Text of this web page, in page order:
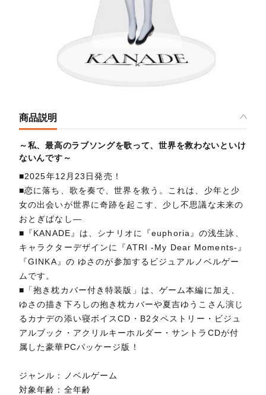
商品説明
～私、最高のラブソングを歌って、世界を救わないといけ
ないんです～
■2025年12月23日発売！
■恋に落ち、歌を奏で、世界を救う。これは、少年と少
女の出会いが世界に奇跡を起こす、少し不思議な未来の
おとぎばなし―
■『KANADE』は、シナリオに『euphoria』の浅生詠、
キャラクターデザインに『ATRI -My Dear Moments-』
『GINKA』の ゆさのが参加するビジュアルノベルゲー
ムです。
■「抱き枕カバー付き特装版」は、ゲーム本編に加え、
ゆさの描き下ろしの抱き枕カバーや夏吉ゆうこさん演じ
るカナデの添い寝ボイスCD・B2タペストリー・ビジュ
アルブック・アクリルキーホルダー・サントラCDが付
属した豪華PCパッケージ版！
ジャンル：ノベルゲーム
対象年齢：全年齢